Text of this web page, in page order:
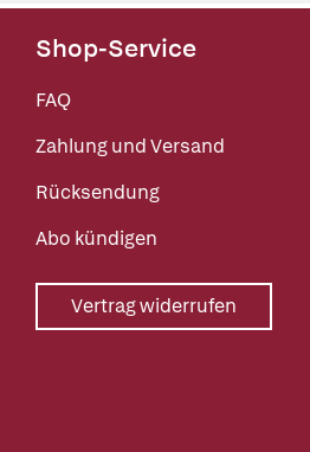
Shop-Service
FAQ
Zahlung und Versand
Rücksendung
Abo kündigen
Vertrag widerrufen